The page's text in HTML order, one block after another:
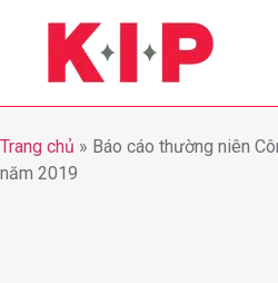
Trang chủ » Báo cáo thường niên
năm 2019